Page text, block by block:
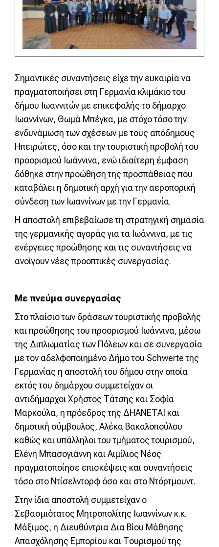
Σημαντικές συναντήσεις είχε την ευκαιρία να
πραγματοποιήσει στη Γερμανία κλιμάκιο του
δήμου Ιωαννιτών με επικεφαλής το δήμαρχο
Ιωαννίνων, Θωμά Μπέγκα, με στόχο τόσο την
ενδυνάμωση των σχέσεων με τους απόδημους
Ηπειρώτες, όσο και την τουριστική προβολή του
προορισμού Ιωάννινα, ενώ ιδιαίτερη έμφαση
δόθηκε στην προώθηση της προσπάθειας που
καταβάλει η δημοτική αρχή για την αεροπορική
σύνδεση των Ιωαννίνων με την Γερμανία.
Η αποστολή επιβεβαίωσε τη στρατηγική σημασία
της γερμανικής αγοράς για τα Ιωάννινα, με τις
ενέργειες προώθησης και τις συναντήσεις να
ανοίγουν νέες προοπτικές συνεργασίας.
Με πνεύμα συνεργασίας
Στο πλαίσιο των δράσεων τουριστικής προβολής
και προώθησης του προορισμού Ιωάννινα, μέσω
της Διπλωματίας των Πόλεων και σε συνεργασία
με τον αδελφοποιημένο Δήμο του Schwerte της
Γερμανίας η αποστολή του δήμου στην οποία
εκτός του δημάρχου συμμετείχαν οι
αντιδήμαρχοι Χρήστος Τάτσης και Σοφία
Μαρκούλα, η πρόεδρος της ΔΗΑΝΕΤΑΙ και
δημοτική σύμβουλος, Αλέκα Βακαλοπούλου
καθώς και υπάλληλοι του τμήματος τουρισμού,
Ελένη Μπασογιάννη και Αιμίλιος Νέος
πραγματοποίησε επισκέψεις και συναντήσεις
τόσο στο Ντίσελντορφ όσο και στο Ντόρτμουντ.
Στην ίδια αποστολή συμμετείχαν ο
Σεβασμιότατος Μητροπολίτης Ιωαννίνων κ.κ.
Μάξιμος, η Διευθύντρια Δια Βίου Μάθησης
Απασχόλησης Εμπορίου και Τουρισμού της